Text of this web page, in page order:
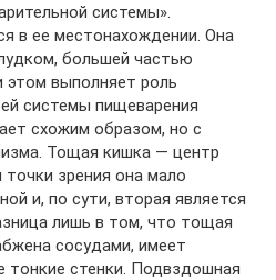
системы».
в ее местонахождении. Она
большей частью
этом выполняет роль
системы пищеварения
схожим образом, но с
Тощая кишка — центр
зрения она мало
и, по сути, вторая является
лишь в том, что тощая
сосудами, имеет
тонкие стенки. Подвздошная